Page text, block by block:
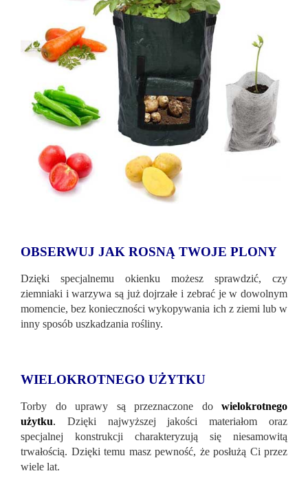
OBSERWUJ JAK ROSNĄ TWOJE PLONY
Dzięki specjalnemu okienku możesz sprawdzić, czy
ziemniaki i warzywa są już dojrzałe i zebrać je w dowolnym
momencie, bez konieczności wykopywania ich z ziemi lub w
inny sposób uszkadzania rośliny.
WIELOKROTNEGO UŻYTKU
Torby do uprawy są przeznaczone do
wielokrotnego
użytku. Dzięki najwyższej jakości materiałom oraz
specjalnej konstrukcji charakteryzują się niesamowitą
trwałością. Dzięki temu masz pewność, że posłużą Ci przez
wiele lat.